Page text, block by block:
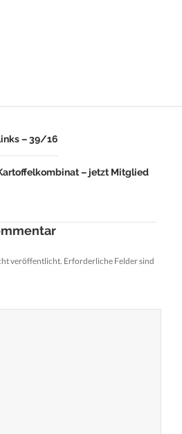
– 39/16
– jetzt Mitglied
veröffentlicht. Erforderliche Felder sind